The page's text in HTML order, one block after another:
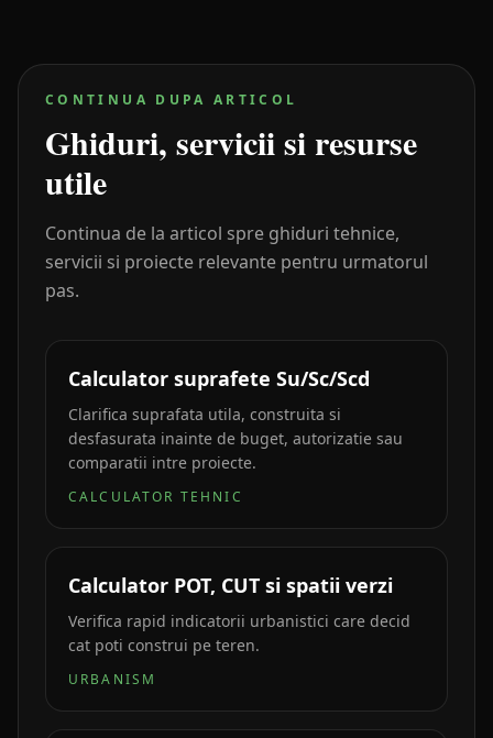
CONTINUA DUPA ARTICOL
Ghiduri, servicii si resurse
utile
Continua de la articol spre ghiduri tehnice,
servicii si proiecte relevante pentru urmatorul
pas.
Calculator suprafete Su/Sc/Scd
Clarifica suprafata utila, construita si
desfasurata inainte de buget, autorizatie sau
comparatii intre proiecte.
CALCULATOR TEHNIC
Calculator POT, CUT si spatii verzi
Verifica rapid indicatorii urbanistici care decid
cat poti construi pe teren.
URBANISM